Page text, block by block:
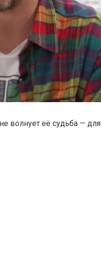
не волнует её судьба — для